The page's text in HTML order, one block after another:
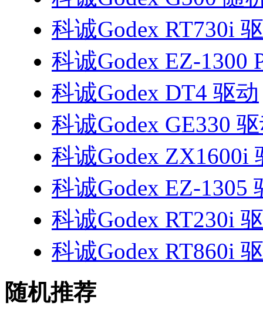
科诚Godex RT730i
科诚Godex EZ-1300
科诚Godex DT4 驱动
科诚Godex GE330
科诚Godex ZX1600i
科诚Godex EZ-1305
科诚Godex RT230i
科诚Godex RT860i
随机推荐